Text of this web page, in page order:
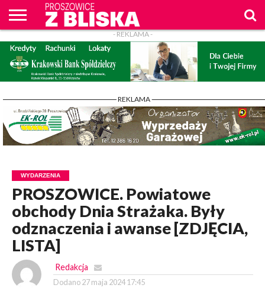
O
NAS
WIADOMOŚCI
ZAPYTAM
WPROST
CENNIK
REKLAM
PROSZOWICE
Z BLISKA
KONTAKT
- REKLAMA -
- REKLAMA -
WYDARZENIA
PROSZOWICE. Powiatowe
obchody Dnia Strażaka. Były
odznaczenia i awanse [ZDJĘCIA,
LISTA]
Redakcja
Dodano 27 maja 2024 17:45